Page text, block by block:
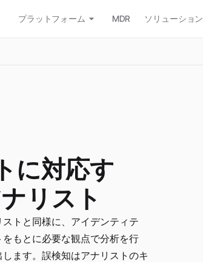
プラットフォーム MDR ソリューション
に対応す
リスト
トと同様に、アイデンティテ
もとに必要な観点で分析を行
ます。誤検知はアナリストのキ